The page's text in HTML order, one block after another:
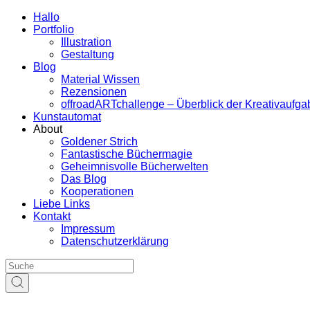
Hallo
Portfolio
Illustration
Gestaltung
Blog
Material Wissen
Rezensionen
offroadARTchallenge – Überblick der
Kunstautomat
About
Goldener Strich
Fantastische Büchermagie
Geheimnisvolle Bücherwelten
Das Blog
Kooperationen
Liebe Links
Kontakt
Impressum
Datenschutzerklärung